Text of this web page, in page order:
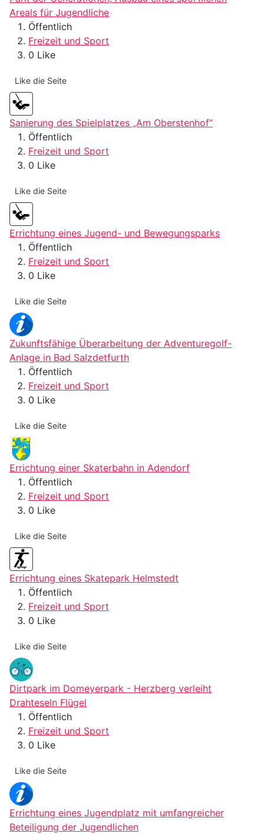
Areals für Jugendliche
Öffentlich
Freizeit und Sport
0 Like
Like die Seite
Sanierung des Spielplatzes „Am Oberstenhof“
Öffentlich
Freizeit und Sport
0 Like
Like die Seite
Errichtung eines Jugend- und Bewegungsparks
Öffentlich
Freizeit und Sport
0 Like
Like die Seite
Zukunftsfähige Überarbeitung der Adventuregolf-
Anlage in Bad Salzdetfurth
Öffentlich
Freizeit und Sport
0 Like
Like die Seite
Errichtung einer Skaterbahn in Adendorf
Öffentlich
Freizeit und Sport
0 Like
Like die Seite
Errichtung eines Skatepark Helmstedt
Öffentlich
Freizeit und Sport
0 Like
Like die Seite
Dirtpark im Domeyerpark - Herzberg verleiht
Drahteseln Flügel
Öffentlich
Freizeit und Sport
0 Like
Like die Seite
Errichtung eines Jugendplatz mit umfangreicher
Beteiligung der Jugendlichen